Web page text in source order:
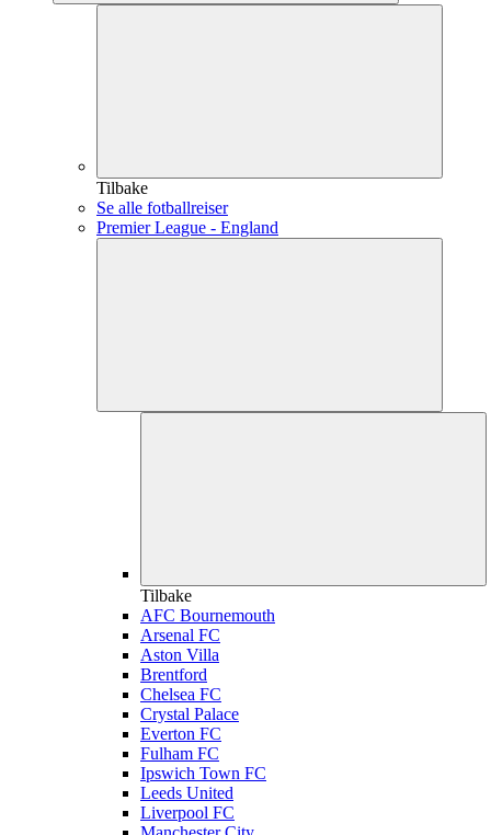
Tilbake
Se alle fotballreiser
Premier League - England
Tilbake
AFC Bournemouth
Arsenal FC
Aston Villa
Brentford
Chelsea FC
Crystal Palace
Everton FC
Fulham FC
Ipswich Town FC
Leeds United
Liverpool FC